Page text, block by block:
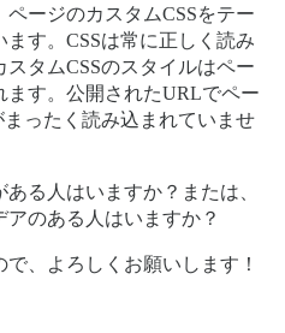
ージのカスタムCSSをテー
す。CSSは常に正しく読み
タムCSSのスタイルはペー
ます。公開されたURLでペー
ったく読み込まれていませ
る人はいますか？または、
のある人はいますか？
、よろしくお願いします！